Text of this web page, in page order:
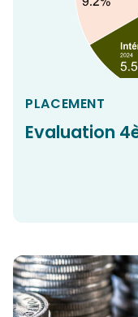
PLACEMENT
Evaluation